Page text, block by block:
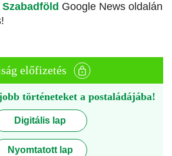
Szabadföld Google News oldalán
előfizetés
történeteket a postaládájába!
Digitális lap
Nyomtatott lap